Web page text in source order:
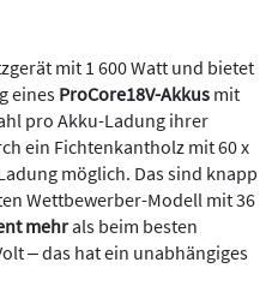
mit 1 600 Watt und bietet
eines ProCore18V-Akkus mit
pro Akku-Ladung ihrer
ein Fichtenkantholz mit 60 x
möglich. Das sind knapp
Wettbewerber-Modell mit 36
mehrals beim besten
‒ das hat ein unabhängiges